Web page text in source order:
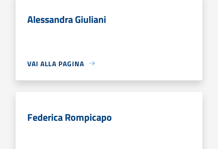
Alessandra Giuliani
VAI ALLA PAGINA
Federica Rompicapo